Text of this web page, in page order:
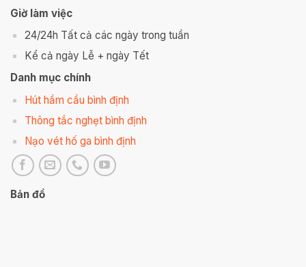
Giờ làm việc
24/24h Tất cả các ngày trong tuần
Kể cả ngày Lễ + ngày Tết
Danh mục chính
Hút hầm cầu bình định
Thông tắc nghẹt bình định
Nạo vét hố ga bình định
Bản đồ